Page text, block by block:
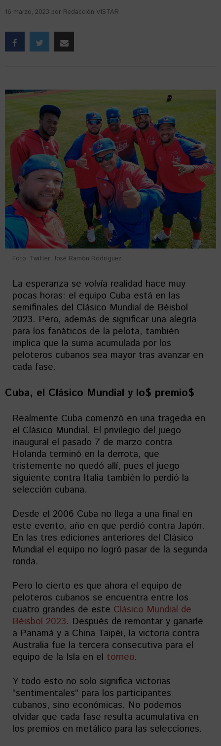
16 marzo, 2023 por Redacción VISTAR
Foto: Twitter: José Ramón Rodríguez
La esperanza se volvía realidad hace muy
pocas horas: el equipo Cuba está en las
semifinales del Clásico Mundial de Béisbol
2023. Pero, además de significar una alegría
para los fanáticos de la pelota, también
implica que la suma acumulada por los
peloteros cubanos sea mayor tras avanzar en
cada fase.
Cuba, el Clásico Mundial y lo$ premio$
Realmente Cuba comenzó en una tragedia en
el Clásico Mundial. El privilegio del juego
inaugural el pasado 7 de marzo contra
Holanda terminó en la derrota, que
tristemente no quedó allí, pues el juego
siguiente contra Italia también lo perdió la
selección cubana.
Desde el 2006 Cuba no llega a una final en
este evento, año en que perdió contra Japón.
En las tres ediciones anteriores del Clásico
Mundial el equipo no logró pasar de la segunda
ronda.
Pero lo cierto es que ahora el equipo de
peloteros cubanos se encuentra entre los
cuatro grandes de este Clásico Mundial de
Béisbol 2023. Después de remontar y ganarle
a Panamá y a China Taipéi, la victoria contra
Australia fue la tercera consecutiva para el
equipo de la Isla en el torneo.
Y todo esto no solo significa victorias
“sentimentales” para los participantes
cubanos, sino económicas. No podemos
olvidar que cada fase resulta acumulativa en
los premios en metálico para las selecciones.